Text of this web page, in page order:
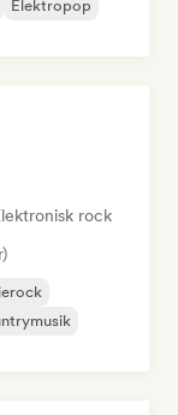
Elektropop
rock